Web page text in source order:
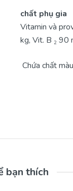
chất phụ gia
Vitamin và
kg, Vit. B 2 90
Chứa chất
bạn thích